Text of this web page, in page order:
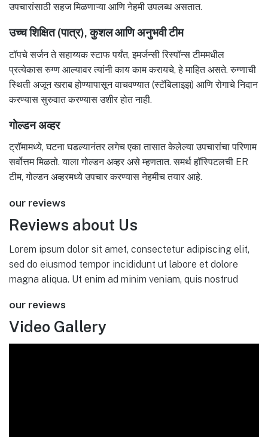
उपचारांसाठी सहज मिळणाऱ्या आणि नेहमी उपलब्ध असतात.
उच्च शिक्षित (पात्र), कुशल आणि अनुभवी टीम
टॉपचे सर्जन ते सहाय्यक स्टाफ पर्यंत, इमर्जन्सी रिस्पॉन्स टीममधील
प्रत्येकास रुग्ण आल्यावर त्यांनी काय काम करायचे, हे माहित असते. रुग्णाची
स्थिती अजून खराब होण्यापासून वाचवण्यात (स्टॅबिलाइझ) आणि रोगाचे निदान
करण्यास सुरुवात करण्यास उशीर होत नाही.
गोल्डन अव्हर
ट्रॉमामध्ये, घटना घडल्यानंतर लगेच एका तासात केलेल्या उपचारांचा परिणाम
सर्वोत्तम मिळतो. याला गोल्डन अव्हर असे म्हणतात. समर्थ हॉस्पिटलची ER
टीम, गोल्डन अव्हरमध्ये उपचार करण्यास नेहमीच तयार आहे.
our reviews
Reviews about Us
Lorem ipsum dolor sit amet, consectetur adipiscing elit,
sed do eiusmod tempor incididunt ut labore et dolore
magna aliqua. Ut enim ad minim veniam, quis nostrud
our reviews
Video Gallery